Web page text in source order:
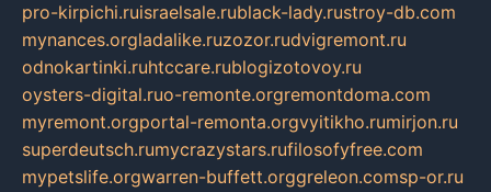
pro-kirpichi.ruisraelsale.rublack-lady.rustroy-db.com
mynances.orgladalike.ruzozor.rudvigremont.ru
odnokartinki.ruhtccare.rublogizotovoy.ru
oysters-digital.ruo-remonte.orgremontdoma.com
myremont.orgportal-remonta.orgvyitikho.rumirjon.ru
superdeutsch.rumycrazystars.rufilosofyfree.com
mypetslife.orgwarren-buffett.orggreleon.comsp-or.ru